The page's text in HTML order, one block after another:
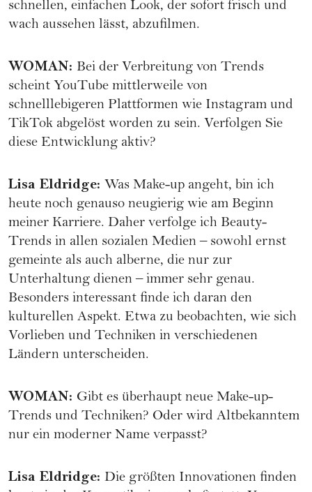
schnellen, einfachen Look, der sofort frisch und
wach aussehen lässt, abzufilmen.
WOMAN: Bei der Verbreitung von Trends
scheint YouTube mittlerweile von
schnelllebigeren Plattformen wie Instagram und
TikTok abgelöst worden zu sein. Verfolgen Sie
diese Entwicklung aktiv?
Lisa Eldridge: Was Make-up angeht, bin ich
heute noch genauso neugierig wie am Beginn
meiner Karriere. Daher verfolge ich Beauty-
Trends in allen sozialen Medien – sowohl ernst
gemeinte als auch alberne, die nur zur
Unterhaltung dienen – immer sehr genau.
Besonders interessant finde ich daran den
kulturellen Aspekt. Etwa zu beobachten, wie sich
Vorlieben und Techniken in verschiedenen
Ländern unterscheiden.
WOMAN: Gibt es überhaupt neue Make-up-
Trends und Techniken? Oder wird Altbekanntem
nur ein moderner Name verpasst?
Lisa Eldridge: Die größten Innovationen finden